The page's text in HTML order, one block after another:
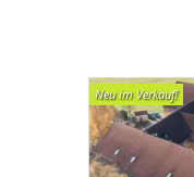
Neu im Verkauf!